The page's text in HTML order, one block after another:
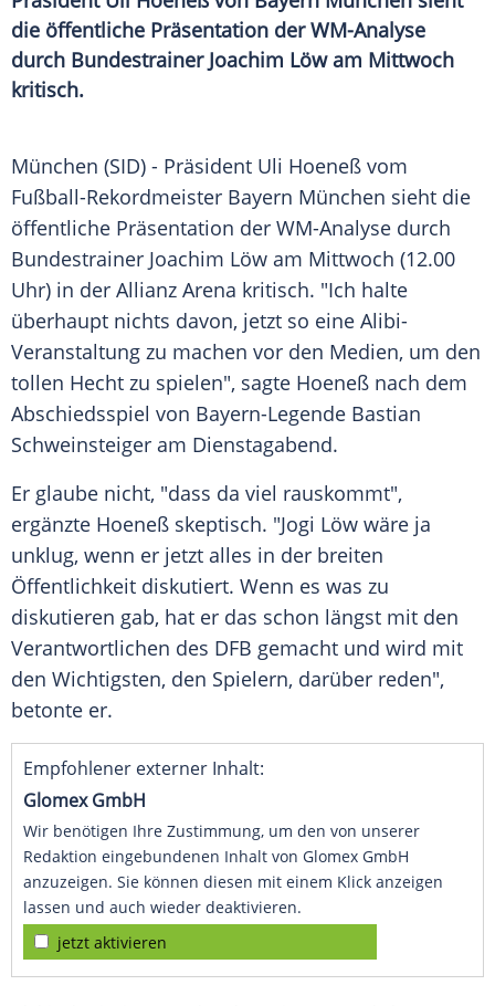
die öffentliche Präsentation der WM-Analyse
durch Bundestrainer Joachim Löw am Mittwoch
kritisch.
München (SID) - Präsident Uli Hoeneß vom
Fußball-Rekordmeister Bayern München sieht die
öffentliche Präsentation der WM-Analyse durch
Bundestrainer Joachim Löw am Mittwoch (12.00
Uhr) in der Allianz Arena kritisch. "Ich halte
überhaupt nichts davon, jetzt so eine Alibi-
Veranstaltung zu machen vor den Medien, um den
tollen Hecht zu spielen", sagte Hoeneß nach dem
Abschiedsspiel von Bayern-Legende Bastian
Schweinsteiger am Dienstagabend.
Er glaube nicht, "dass da viel rauskommt",
ergänzte Hoeneß skeptisch. "Jogi Löw wäre ja
unklug, wenn er jetzt alles in der breiten
Öffentlichkeit diskutiert. Wenn es was zu
diskutieren gab, hat er das schon längst mit den
Verantwortlichen des DFB gemacht und wird mit
den Wichtigsten, den Spielern, darüber reden",
betonte er.
Empfohlener externer Inhalt:
Glomex GmbH
Wir benötigen Ihre Zustimmung, um den von unserer
Redaktion eingebundenen Inhalt von Glomex GmbH
anzuzeigen. Sie können diesen mit einem Klick anzeigen
lassen und auch wieder deaktivieren.
jetzt aktivieren